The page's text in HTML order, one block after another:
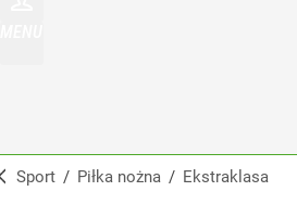
Sport / Piłka nożna / Ekstraklasa